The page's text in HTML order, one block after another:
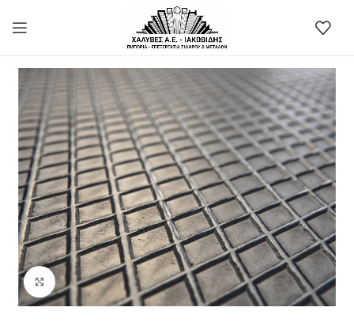
Προβολή